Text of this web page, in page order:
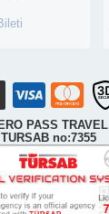
PASS TRAVEL
TURSAB no:7355